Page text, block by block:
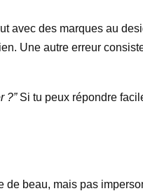
avec des marques au
Une autre erreur
?”Si tu peux répondre
beau, mais pas